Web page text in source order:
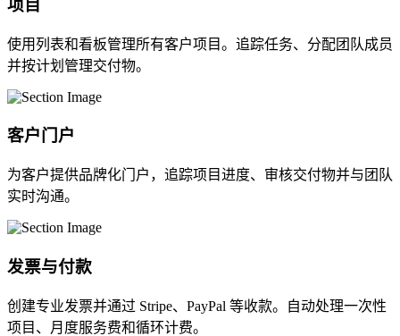
项目
使用列表和看板管理所有客户项目。追踪任务、分配团队成员
并按计划管理交付物。
客户门户
为客户提供品牌化门户，追踪项目进度、审核交付物并与团队
实时沟通。
发票与付款
创建专业发票并通过 Stripe、PayPal 等收款。自动处理一次性
项目、月度服务费和循环计费。